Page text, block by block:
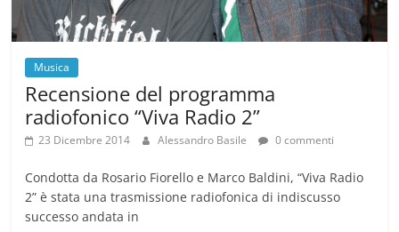
Musica
Recensione del programma
radiofonico “Viva Radio 2”
23 Dicembre 2014 Alessandro Basile 0 commenti
Condotta da Rosario Fiorello e Marco Baldini, “Viva Radio
2” è stata una trasmissione radiofonica di indiscusso
successo andata in